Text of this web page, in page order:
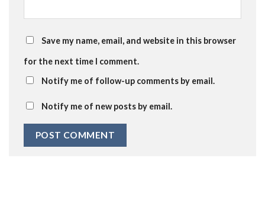
Save my name, email, and website in this browser
for the next time I comment.
Notify me of follow-up comments by email.
Notify me of new posts by email.